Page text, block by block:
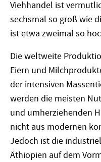
Viehhandel ist
sechsmal so groß wie
ist etwa zweimal so
Die weltweite
Eiern und
der intensiven
werden die meisten
und umherziehenden
nicht aus modernen
Jedoch ist die
Äthiopien auf dem